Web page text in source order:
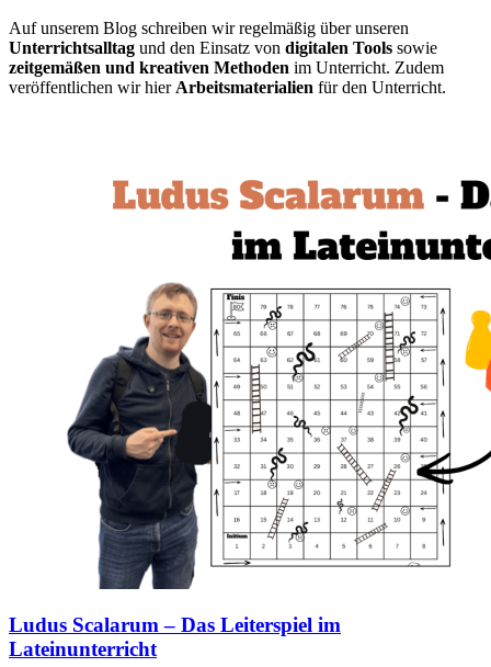
Auf unserem Blog schreiben wir regelmäßig über unseren
Unterrichtsalltag und den Einsatz von digitalen Tools sowie
zeitgemäßen und kreativen Methoden im Unterricht. Zudem
veröffentlichen wir hier Arbeitsmaterialien für den Unterricht.
Ludus Scalarum – Das Leiterspiel im
Lateinunterricht